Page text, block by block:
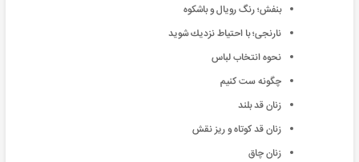
بنفش؛ رنگ رویال و باشكوه
نارنجی؛ با احتیاط نزدیك شوید
نحوه انتخاب لباس
چگونه ست کنیم
زنان قد بلند
زنان قد کوتاه و ریز نقش
زنان چاق